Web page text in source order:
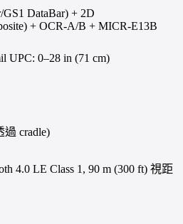
DataBar) + 2D
+ OCR-A/B + MICR-E13B
UPC: 0–28 in (71 cm)
過 cradle)
4.0 LE Class 1, 90 m (300 ft) 視距